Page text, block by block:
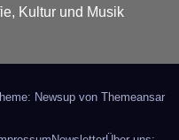
Kultur und Musik
Newsup von Themeansar